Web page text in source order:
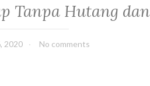
Tanpa Hutang
2020 No comments